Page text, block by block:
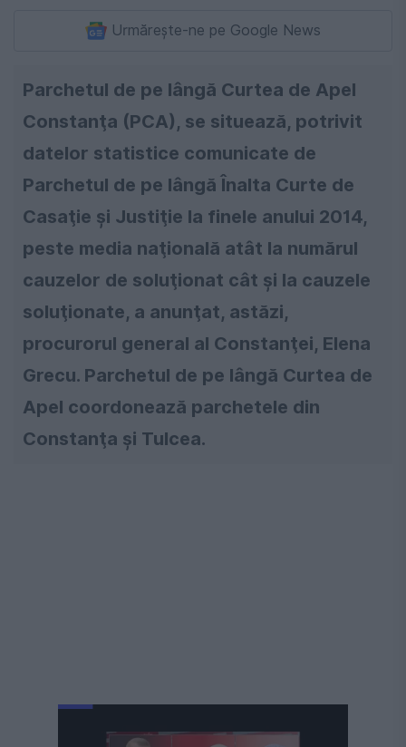
Urmărește-ne pe Google News
Parchetul de pe lângă Curtea de Apel
Constanţa (PCA), se situează, potrivit
datelor statistice comunicate de
Parchetul de pe lângă Înalta Curte de
Casaţie şi Justiţie la finele anului 2014,
peste media naţională atât la numărul
cauzelor de soluţionat cât şi la cauzele
soluţionate, a anunţat, astăzi,
procurorul general al Constanţei, Elena
Grecu. Parchetul de pe lângă Curtea de
Apel coordonează parchetele din
Constanţa şi Tulcea.